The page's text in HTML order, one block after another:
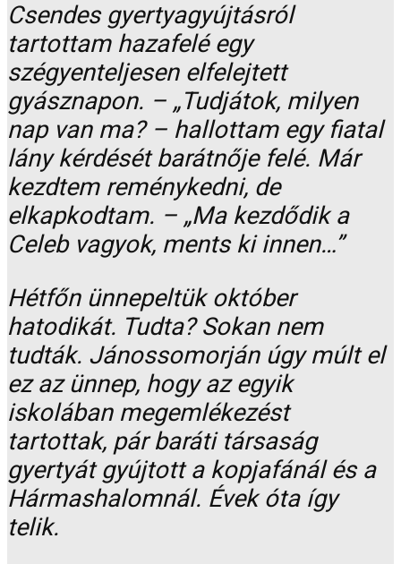
Csendes gyertyagyújtásról
tartottam hazafelé egy
szégyenteljesen elfelejtett
gyásznapon. – „Tudjátok, milyen
nap van ma? – hallottam egy fiatal
lány kérdését barátnője felé. Már
kezdtem reménykedni, de
elkapkodtam. – „Ma kezdődik a
Celeb vagyok, ments ki innen…”
Hétfőn ünnepeltük október
hatodikát. Tudta? Sokan nem
tudták. Jánossomorján úgy múlt el
ez az ünnep, hogy az egyik
iskolában megemlékezést
tartottak, pár baráti társaság
gyertyát gyújtott a kopjafánál és a
Hármashalomnál. Évek óta így
telik.